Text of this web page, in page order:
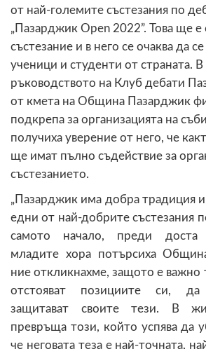
от най-големите състезания по
„Пазарджик Open 2022”. Това ще
състезание и в него се очаква да
ученици и студенти от страната. В
ръководството на Клуб дебати
от кмета на Община Пазарджик
подкрепа за организацията на
получиха уверение от него, че
ще имат пълно съдействие за
състезанието.
„Пазарджик има добра традиция
едни от най-добрите състезания
самото начало, преди доста
младите хора потърсиха
ние откликнахме, защото е важно
отстояват позициите си,
защитават своите тези. В
превръща този, който успява да
че неговата теза е най-точната,